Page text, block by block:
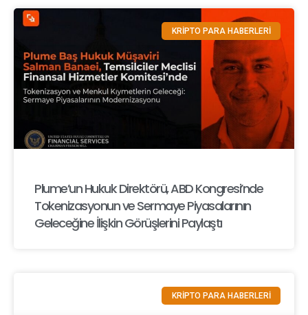
KRİPTO PARA HABERLERİ
Plume’un Hukuk Direktörü, ABD Kongresi’nde
Tokenizasyonun ve Sermaye Piyasalarının
Geleceğine İlişkin Görüşlerini Paylaştı
KRİPTO PARA HABERLERİ